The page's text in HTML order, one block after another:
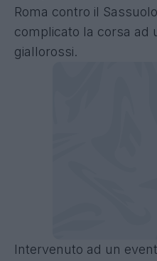
Roma contro il
complicato la corsa ad
giallorossi.
Intervenuto ad un